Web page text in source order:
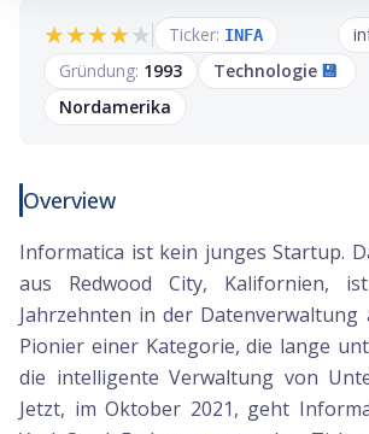
★★★★★ Ticker: INFA
Gründung: 1993 Technologie 💾
Nordamerika
Overview
Informatica ist kein junges Startup.
aus Redwood City, Kalifornien,
Jahrzehnten in der
Pionier einer Kategorie, die lange
die intelligente Verwaltung von
Jetzt, im Oktober 2021, geht